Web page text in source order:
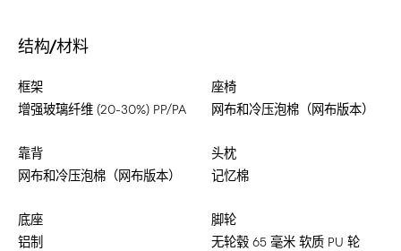
结构/材料
框架
增强玻璃纤维 (20-30%) PP/PA
座椅
网布和冷压泡棉（网布版本）
靠背
网布和冷压泡棉（网布版本）
头枕
记忆棉
底座
铝制
脚轮
无轮毂 65 毫米 软质 PU 轮